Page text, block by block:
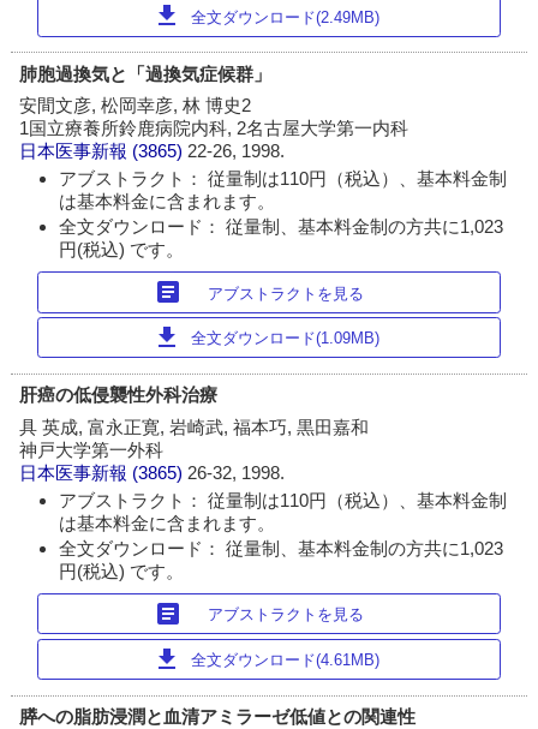
download 全文ダウンロード(2.49MB)
肺胞過換気と「過換気症候群」
安間文彦, 松岡幸彦, 林 博史2
1国立療養所鈴鹿病院内科, 2名古屋大学第一内科
日本医事新報 (3865) 22-26, 1998.
アブストラクト： 従量制は110円（税込）、基本料金制
は基本料金に含まれます。
全文ダウンロード： 従量制、基本料金制の方共に1,023
円(税込) です。
article アブストラクトを見る
download 全文ダウンロード(1.09MB)
肝癌の低侵襲性外科治療
具 英成, 富永正寛, 岩崎武, 福本巧, 黒田嘉和
神戸大学第一外科
日本医事新報 (3865) 26-32, 1998.
アブストラクト： 従量制は110円（税込）、基本料金制
は基本料金に含まれます。
全文ダウンロード： 従量制、基本料金制の方共に1,023
円(税込) です。
article アブストラクトを見る
download 全文ダウンロード(4.61MB)
膵への脂肪浸潤と血清アミラーゼ低値との関連性